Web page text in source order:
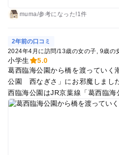
muma/参考に なった!1件
2年前の口コミ
2024年4月に訪問/13歳の女の子 9歳の
小学生
5.0
葛西臨海公園から橋を渡っていく
公園 西なぎさ」にお邪魔しました。 公式Webサイト
西臨海公園はJR京葉線「葛西臨
し、葛西海浜公園は徒歩11分とい